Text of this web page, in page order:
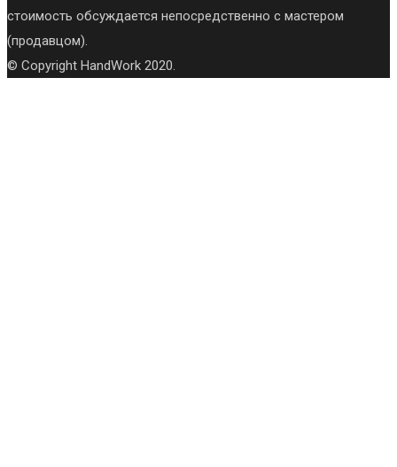
стоимость обсуждается непосредственно с мастером
(продавцом).
© Copyright HandWork 2020.